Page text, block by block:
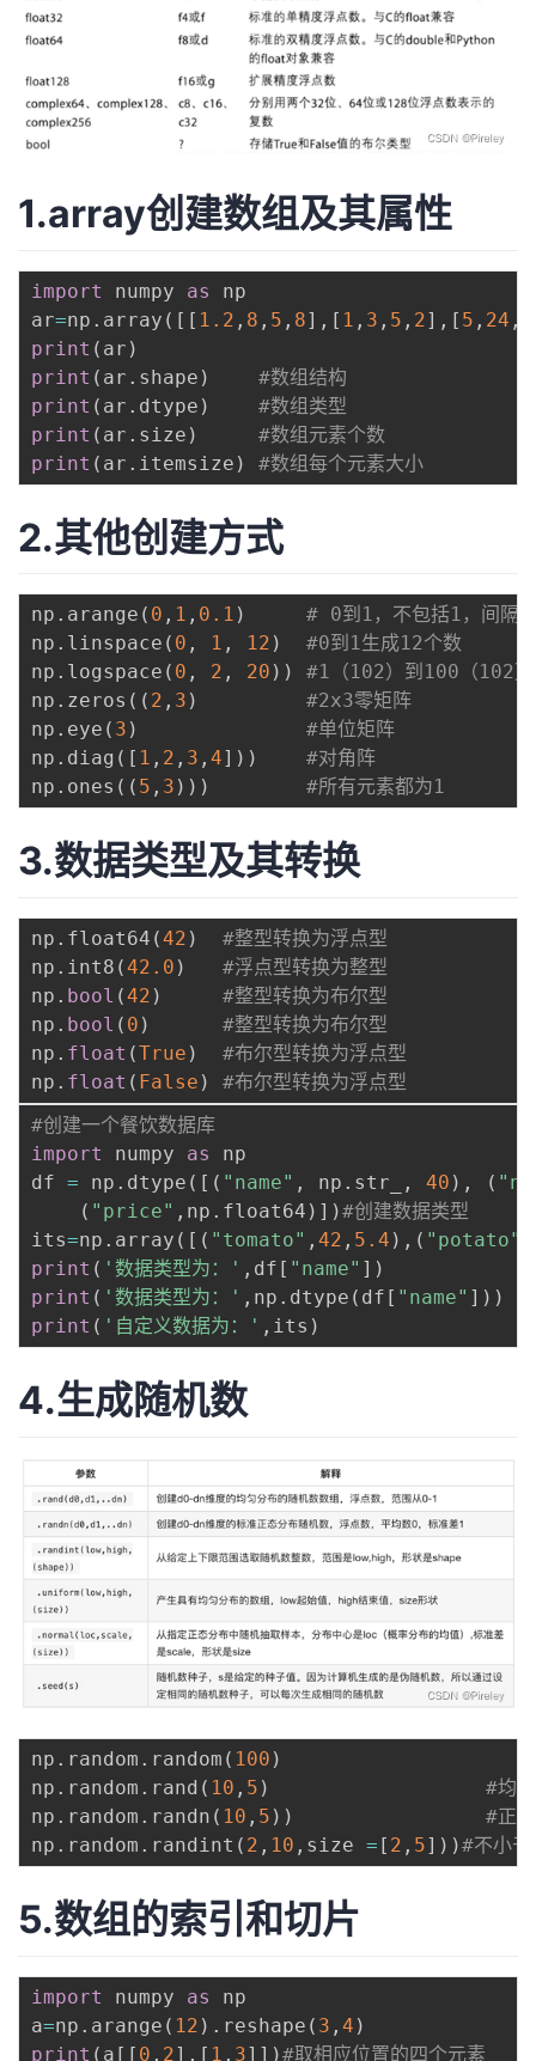
藏
1.array创建数组及其属性
import numpy as
np
ar=np . array ( [ [ 1.2 , 8 , 5 , 8] , [ 1 , 3 , 5 , 2] , [ 5 , 24 ,
print ( ar )
print ( ar . shape )
#数组结构
print ( ar . dtype )
#数组类型
print ( ar . size )
#数组元素个数
print ( ar . itemsize ) #数组每个元素大小
2.其他创建方式
np . arange ( 0 , 1 , 0.1 )
# 0到1，不包括1，间隔
np . linspace ( 0 , 1 , 12 )
#0到1生成12个数
np . logspace ( 0 , 2 , 20 ) )
#1（102）到100（102
np . zeros ( ( 2 , 3 )
#2x3零矩阵
np . eye ( 3 )
#单位矩阵
np . diag ( [ 1 , 2 , 3 , 4] ) )
#对角阵
np . ones ( ( 5 , 3 ) ) ) #所有元素都为1
3.数据类型及其转换
np . float64 (42 )
#整型转换为浮点型
np . int8 (42.0 )
#浮点型转换为整型
np . bool (42 )
#整型转换为布尔型
np . bool ( 0 )
#整型转换为布尔型
np . float (True )
#布尔型转换为浮点型
np . float ( False )
#布尔型转换为浮点型
#创建一个餐饮数据库
import
numpy as
np
df = np . dtype ( [ ( "name" , np . str_ , 40 ) , (
( "price" , np . float64 ) ] )#创建数据类型
its=np . array ( [ ( "tomato" , 42 , 5.4 ) , ( "potato"
print ( '数据类型为：' , df [ "name" ] )
print ( '数据类型为：' , np . dtype ( df [ "name" ] ) )
print ( '自定义数据为：' , its )
4.生成随机数
np . random . random ( 100 )
np . random . rand ( 10 , 5 )
#均
np . random . randn ( 10 , 5 ) )
#正
np . random . randint ( 2 , 10 , size = [ 2 , 5] ) )#不小
5.数组的索引和切片
import numpy as
np
a=np . arange ( 12 ) . reshape ( 3 , 4 )
print ( a [ [ 0 , 2] , [ 1 , 3] ] )#取相应位置的四个元素